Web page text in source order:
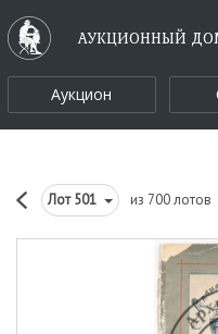
АУКЦИОННЫЙ
Аукцион
Лот501 из 700 лотов